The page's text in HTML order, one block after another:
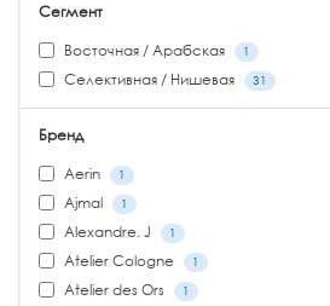
Сегмент
Восточная / Арабская
1
Селективная / Нишевая 31
Бренд
Aerin
1
Ajmal 1
Alexandre. J 1
Atelier Cologne 1
Atelier des Ors 1